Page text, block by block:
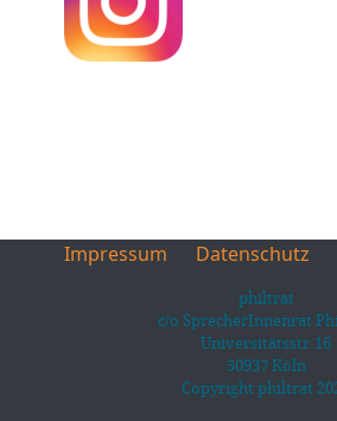
Impressum Datenschutz
philtrat
c/o SprecherInnenrat
Universitätsstr.16
50937 Köln
Copyright philtrat